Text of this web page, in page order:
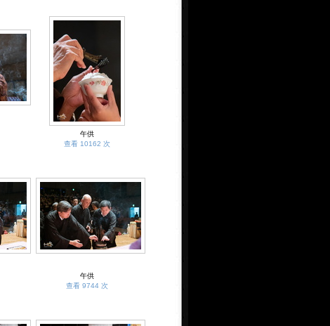
午供
查看 10162 次
午供
查看 9744 次